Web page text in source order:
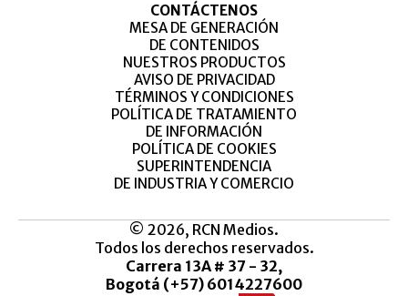
CONTÁCTENOS
MESA DE GENERACIÓN
DE CONTENIDOS
NUESTROS PRODUCTOS
AVISO DE PRIVACIDAD
TÉRMINOS Y CONDICIONES
POLÍTICA DE TRATAMIENTO
DE INFORMACIÓN
POLÍTICA DE COOKIES
SUPERINTENDENCIA
DE INDUSTRIA Y COMERCIO
© 2026, RCN Medios.
Todos los derechos reservados.
Carrera 13A # 37 - 32,
Bogotá (+57) 6014227600